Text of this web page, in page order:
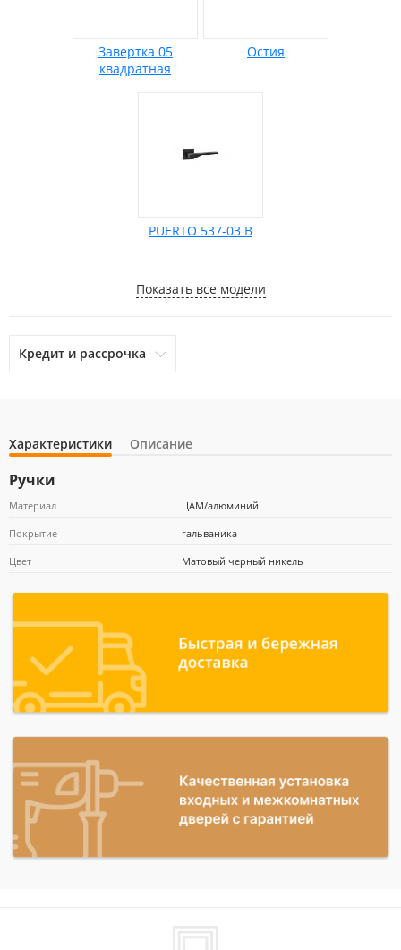
Завертка 05
квадратная
Остия
PUERTO 537-03 В
Показать все модели
Кредит и рассрочка
otpbank
Почта Банк
Характеристики
Ручки
Материал ЦАМ/алюминий
Покрытие гальваника
Цвет Матовый черный никель
Описание